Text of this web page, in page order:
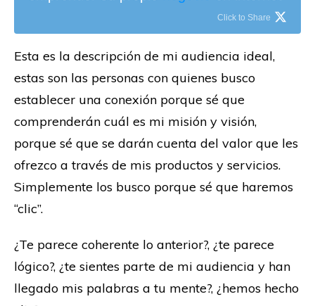
Click to Share
Esta es la descripción de mi audiencia ideal,
estas son las personas con quienes busco
establecer una conexión porque sé que
comprenderán cuál es mi misión y visión,
porque sé que se darán cuenta del valor que les
ofrezco a través de mis productos y servicios.
Simplemente los busco porque sé que haremos
“clic”.
¿Te parece coherente lo anterior?, ¿te parece
lógico?, ¿te sientes parte de mi audiencia y han
llegado mis palabras a tu mente?, ¿hemos hecho